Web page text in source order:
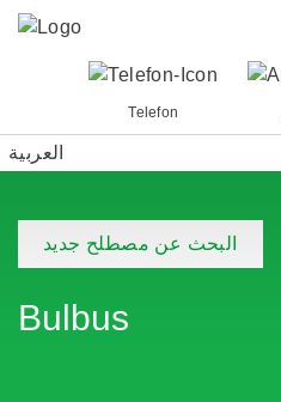
Telefon
العربية
البحث عن مصطلح جديد
Bulbus